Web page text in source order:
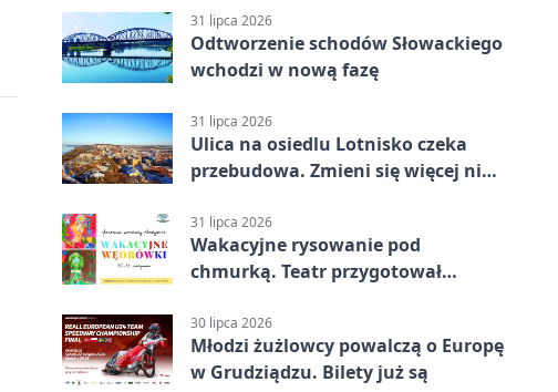
końcówce
31 lipca 2026
Odtworzenie schodów Słowackiego
wchodzi w nową fazę
31 lipca 2026
Ulica na osiedlu Lotnisko czeka
przebudowa. Zmieni się więcej niż
31 lipca 2026
Wakacyjne rysowanie pod
chmurką. Teatr przygotował
30 lipca 2026
Młodzi żużlowcy powalczą o Europę
w Grudziądzu. Bilety już są